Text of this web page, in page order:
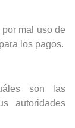
mal uso de
los pagos.
son las
autoridades